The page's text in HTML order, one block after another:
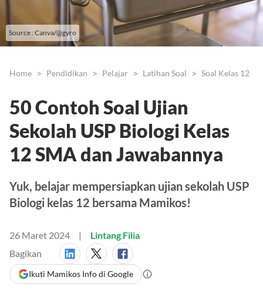
Source : Canva/@gyro
Home Pendidikan Pelajar Latihan Soal Soal Kelas 12
50 Contoh Soal Ujian
Sekolah USP Biologi Kelas
12 SMA dan Jawabannya
Yuk, belajar mempersiapkan ujian sekolah USP
Biologi kelas 12 bersama Mamikos!
26 Maret 2024
Lintang Filia
Bagikan
Ikuti Mamikos Info di Google